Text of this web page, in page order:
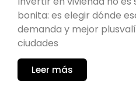
bonita: es elegir dónde
demanda y mejor
ciudades
Leer más